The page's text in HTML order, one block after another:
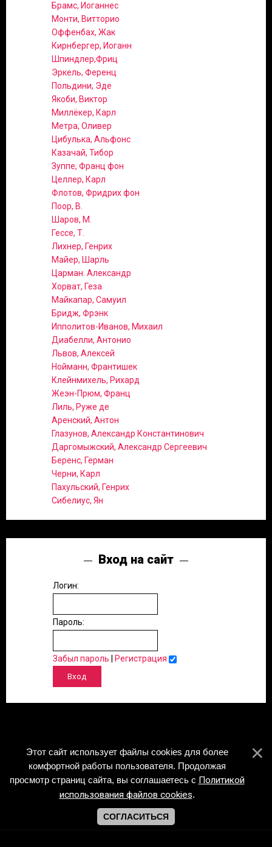
Брамс, Иоганнес
Монти, Витторио
Оффенбах, Жак
Кирнбергер, Иоганн
Шпиндлер,Фриц
Эркель, Ференц
Польдини, Эде
Якоби, Виктор
Миллёкер, Карл
Метра, Оливер
Цибулька, Альфонс
Казачай, Тибор
Зуппе, Франц фон
Целлер, Карл
Флотов, Фридрих фон
Поор, В.
Шаров, М.
Гессе, Т.
Лихнер, Генрих
Майер, Шарль
Царман. Александр
Хорват, Геза
Майкапар, Самуил
Бридж, Фрэнк
Ипполитов-Иванов, Михаил
Диабелли, Антонио
Львов, Алексей
Нойманн, Франтишек
Клейнмихель, Рихард
Жеэн-Прюм, Франц
Лиль, Руже де
Аренский, Антон
Глазунов, Александр Константинович
Даргомыжский, Александр Сергеевич
Беренс, Герман
Черни, Карл
Пахульский, Генрих
Сибелиус, Ян
Вход на сайт
Логин:
Пароль:
Забыл пароль Регистрация
Этот сайт использует файлы cookies для более
комфортной работы пользователя. Продолжая
просмотр страниц сайта, вы соглашаетесь с Политикой
использования файлов cookies.
СОГЛАСИТЬСЯ